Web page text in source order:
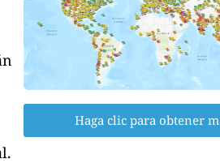
Haga clic para obtener